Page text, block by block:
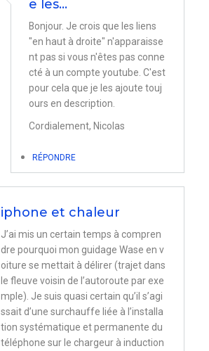
e les…
Bonjour. Je crois que les liens
"en haut à droite" n'apparaisse
nt pas si vous n'êtes pas conne
cté à un compte youtube. C'est
pour cela que je les ajoute touj
ours en description.
Cordialement, Nicolas
RÉPONDRE
iphone et chaleur
J’ai mis un certain temps à compren
dre pourquoi mon guidage Wase en v
oiture se mettait à délirer (trajet dans
le fleuve voisin de l’autoroute par exe
mple). Je suis quasi certain qu’il s’agi
ssait d’une surchauffe liée à l’installa
tion systématique et permanente du
téléphone sur le chargeur à induction